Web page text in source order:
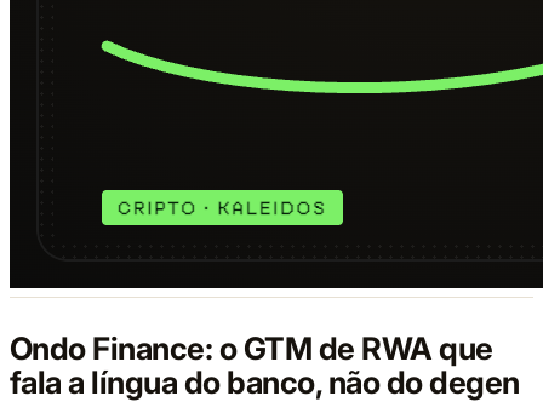
Ondo Finance: o GTM de RWA que
fala a língua do banco, não do degen